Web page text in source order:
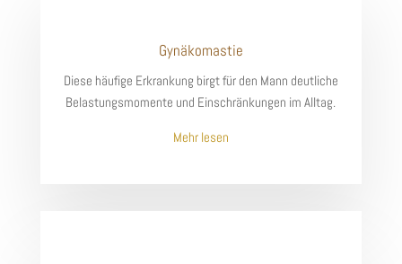
Gynäkomastie
Diese häufige Erkrankung birgt für den Mann deutliche
Belastungsmomente und Einschränkungen im Alltag.
Mehr lesen